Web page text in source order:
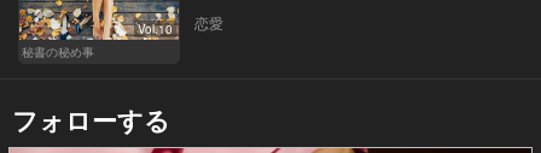
Vol.10
秘書の秘め事
恋愛
フォローする